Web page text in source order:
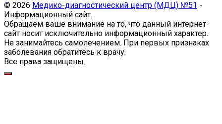
© 2026 Медико-диагностический центр (МДЦ) №51 -
Информационный сайт.
Обращаем ваше внимание на то, что данный интернет-
сайт носит исключительно информационный характер.
Не занимайтесь самолечением. При первых признаках
заболевания обратитесь к врачу.
Все права защищены.